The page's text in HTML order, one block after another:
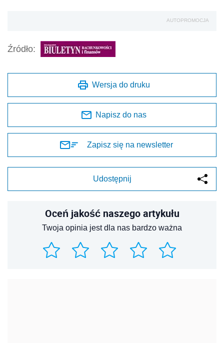
AUTOPROMOCJA
Źródło:
Wersja do druku
Napisz do nas
Zapisz się na newsletter
Udostępnij
Oceń jakość naszego artykułu
Twoja opinia jest dla nas bardzo ważna